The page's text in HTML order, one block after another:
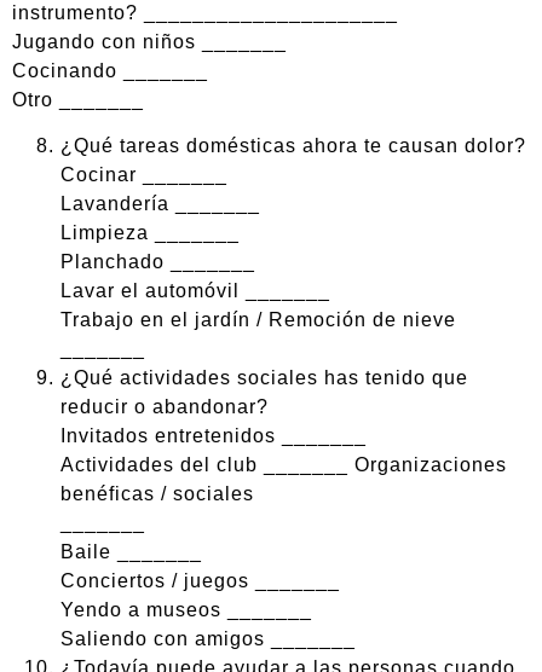
instrumento? _____________________
Jugando con niños _______
Cocinando _______
Otro _______
¿Qué tareas domésticas ahora te causan dolor?
Cocinar _______
Lavandería _______
Limpieza _______
Planchado _______
Lavar el automóvil _______
Trabajo en el jardín / Remoción de nieve
¿Qué actividades sociales has tenido que
reducir o abandonar?
Invitados entretenidos _______
Actividades del club _______ Organizaciones
benéficas / sociales
Baile _______
Conciertos / juegos _______
Yendo a museos _______
Saliendo con amigos _______